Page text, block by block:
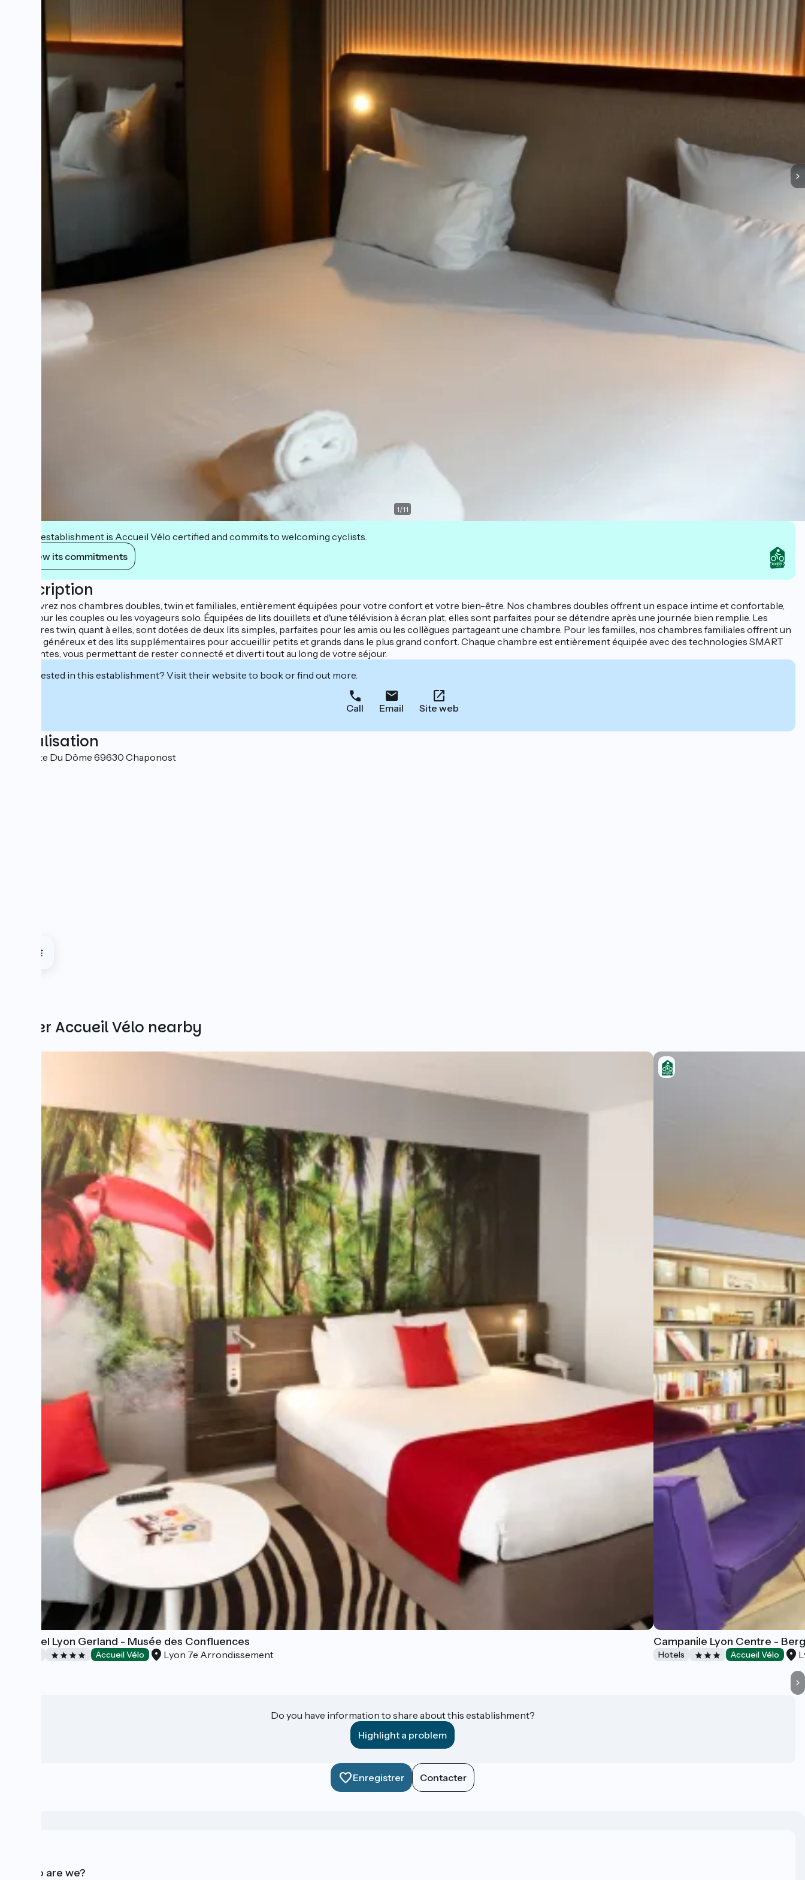
1/11
This establishment is Accueil Vélo certified and commits to welcoming cyclists.
View its commitments
Description
Découvrez nos chambres doubles, twin et familiales, entièrement équipées pour votre confort et votre bien-être. Nos chambres doubles offrent un espace intime et confortable,
idéal pour les couples ou les voyageurs solo. Équipées de lits douillets et d'une télévision à écran plat, elles sont parfaites pour se détendre après une journée bien remplie. Les
chambres twin, quant à elles, sont dotées de deux lits simples, parfaites pour les amis ou les collègues partageant une chambre. Pour les familles, nos chambres familiales offrent un
espace généreux et des lits supplémentaires pour accueillir petits et grands dans le plus grand confort. Chaque chambre est entièrement équipée avec des technologies SMART
innovantes, vous permettant de rester connecté et diverti tout au long de votre séjour.
Interested in this establishment? Visit their website to book or find out more.
Call Email Site web
Localisation
16 Route Du Dôme 69630 Chaponost
Other Accueil Vélo nearby
Novotel Lyon Gerland - Musée des Confluences
Accueil Vélo Lyon 7e Arrondissement
Campanile Lyon Centre -
Hotels Accueil Vélo
Do you have information to share about this establishment?
Highlight a problem
Enregistrer Contacter
Who are we?